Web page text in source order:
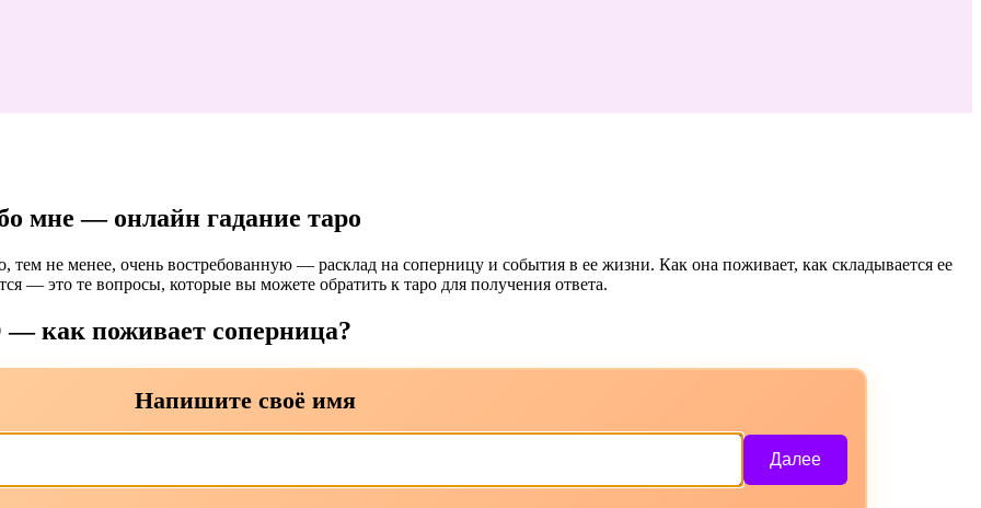
мне — онлайн гадание таро
тем не менее, очень востребованную — расклад на соперницу и события в ее жизни. Как она поживает, как складывается ее
— это те вопросы, которые вы можете обратить к таро для получения ответа.
как поживает соперница?
Напишите своё имя
Далее